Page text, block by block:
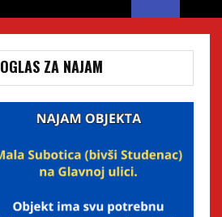
OGLAS ZA NAJAM